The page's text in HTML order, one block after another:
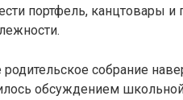
портфель, канцтовары и
собрание
обсуждением